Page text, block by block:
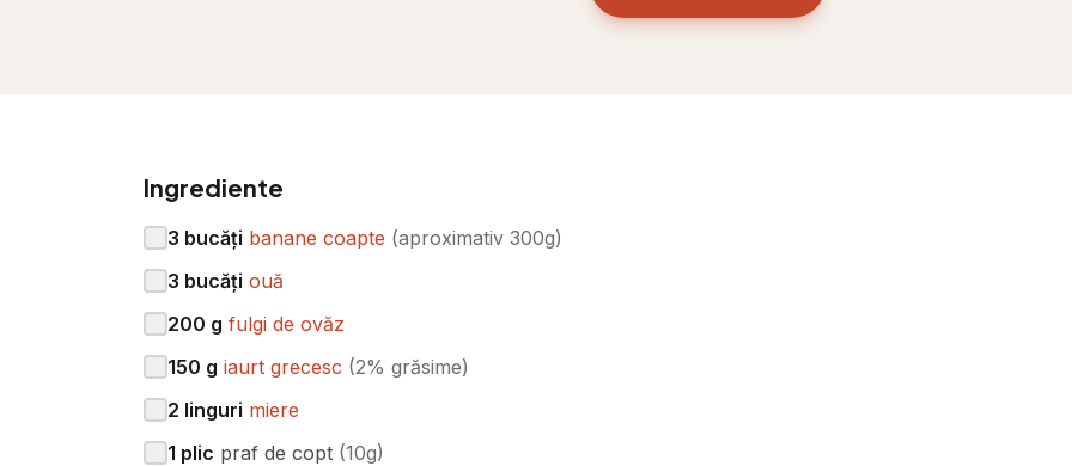
Ingrediente
3 bucăți banane coapte (aproximativ 300g)
3 bucăți ouă
200 g fulgi de ovăz
150 g iaurt grecesc (2% grăsime)
2 linguri miere
1 plic praf de copt (10g)